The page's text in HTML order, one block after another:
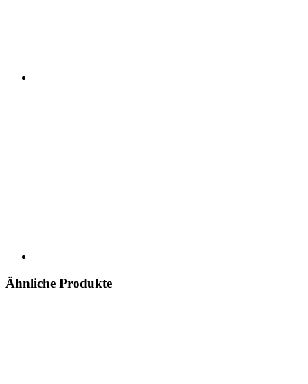
Ähnliche Produkte